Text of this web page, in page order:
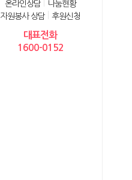
온라인상담
나눔현황
자원봉사 상담
후원신청
대표전화
1600-0152